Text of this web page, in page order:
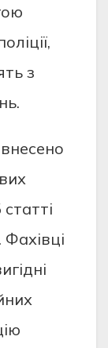
з
Фaхiвцi